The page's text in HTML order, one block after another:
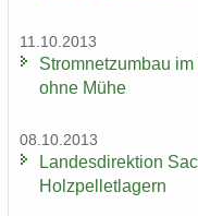
11.10.2013
Strom­netz­um­bau
ohne Mühe
08.10.2013
Lan­des­di­rek­ti­on
Holz­pel­let­la­gern